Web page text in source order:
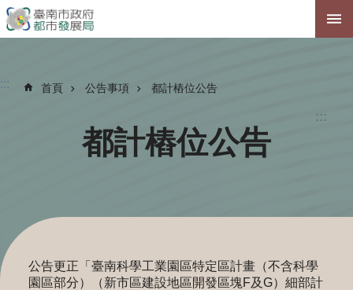
跳到主要內容區塊
:::
::: 首頁 公告事項 都計樁位公告
都計樁位公告
公告更正「臺南科學工業園區特定區計畫（不含科學
園區部分）（新市區建設地區開發區塊F及G）細部計